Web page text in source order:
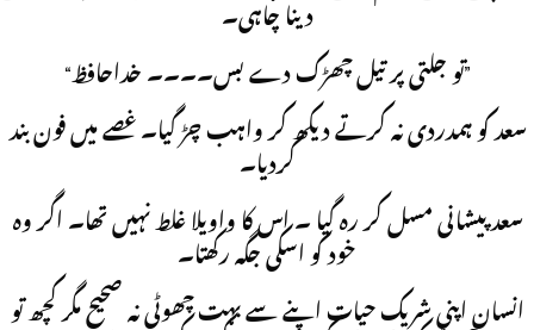
دينا چاہی۔
“تو جلتی پر تيل چھڑک دے بس۔۔۔۔ خداحافظ”
سعد کو ہمدردی نہ کرتے ديکھ کر واہب چڑ گيا۔ غصے ميں فون بند
کرديا۔
سعد پيشانی مسل کر رہ گيا ۔ اس کا واويلا غلط نہيں تھا۔ اگر وہ
خود کو اسکی جگہ رکھتا۔
انسان اپنی شريک حيات اپنے سے بہت چھوٹی نہ صحيح مگر کچھ تو